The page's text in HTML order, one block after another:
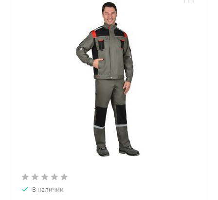
В наличии